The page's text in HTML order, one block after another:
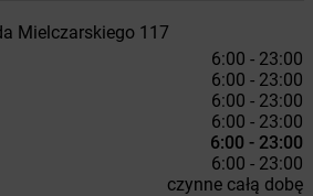
Mielczarskiego 117
6:00 - 23:00
6:00 - 23:00
6:00 - 23:00
6:00 - 23:00
6:00 - 23:00
6:00 - 23:00
czynne całą dobę